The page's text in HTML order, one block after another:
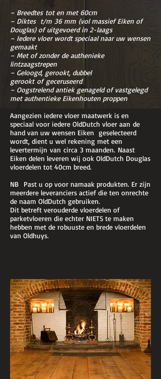
– Breedtes tot en met 60cm
– Diktes t/m 36 mm (vol massief Eiken of
Douglas) of uitgevoerd in 2-laags
– Iedere vloer wordt speciaal naar uw wensen
gemaakt
– Met of zonder de authenieke
lintzaagstrepen
– Geloogd, gerookt, dubbel
gerookt of geceruseerd
– Oogstrelend antiek genageld of vastgelegd
met authentieke Eikenhouten proppen
Aangezien iedere vloer maatwerk is en
speciaal voor iedere OldDutch vloer aan de
hand van uw wensen Eiken geselecteerd
wordt, dient u wel rekening met een
levertermijn van circa 3 maanden. Naast
Eiken delen leveren wij ook OldDutch Douglas
vloerdelen tot 40cm breed.
NB Past u op voor namaak produkten. Er zijn
meerdere leveranciers actief die ten onrechte
de naam OldDutch gebruiken.
Dit betreft verouderde vloerdelen of
parketvloeren die echter NIETS te maken
hebben met de robuuste en brede vloerdelen
van Oldhuys.